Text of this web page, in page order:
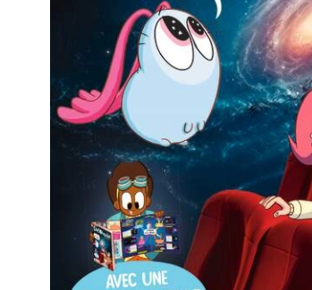
Les 5 bonnes
au magazine
SCIENCES
Répondre aux questions que
Expérimenter la démarche
S’initier aux grandes notions
Donner l’envie d’approfondir de